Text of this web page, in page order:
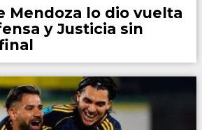
Mendoza lo dio vuelta
y Justicia sin